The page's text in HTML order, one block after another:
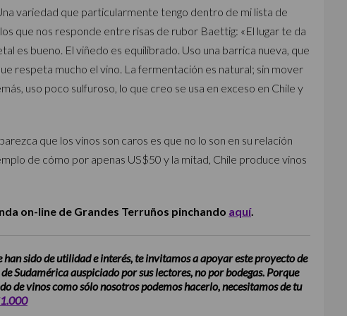
variedad que particularmente tengo dentro de mi lista de
que nos responde entre risas de rubor Baettig: «El lugar te da
es bueno. El viñedo es equilibrado. Uso una barrica nueva, que
respeta mucho el vino. La fermentación es natural; sin mover
uso poco sulfuroso, lo que creo se usa en exceso en Chile y
que los vinos son caros es que no lo son en su relación
de cómo por apenas US$50 y la mitad, Chile produce vinos
on-line de Grandes Terruños pinchando aquí.
sido de utilidad e interés, te invitamos a apoyar este proyecto de
Sudamérica auspiciado por sus lectores, no por bodegas. Porque
de vinos como sólo nosotros podemos hacerlo, necesitamos de tu